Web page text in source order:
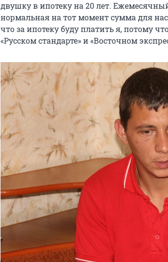
двушку в ипотеку на 20 лет.
нормальная на тот момент сумма для
что за ипотеку буду платить я, потому
«Русском стандарте» и «Восточном